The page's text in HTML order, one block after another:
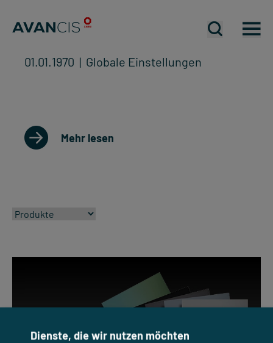
Mobiles
Mobiles
01.01.1970 | Globale Einstellungen
Mehr lesen
Dienste, die wir nutzen möchten